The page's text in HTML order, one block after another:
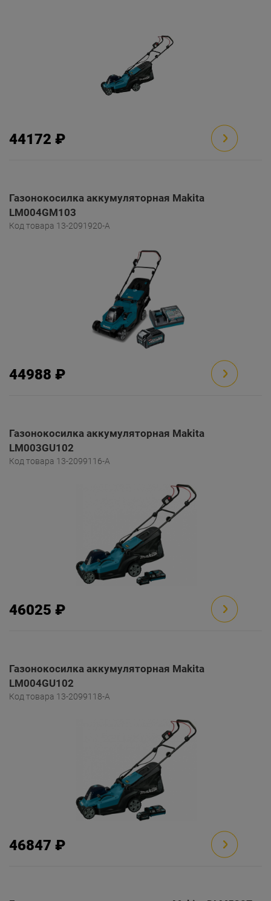
44172 ₽
Газонокосилка аккумуляторная Makita
LM004GM103
Код товара 13-2091920-A
44988 ₽
Газонокосилка аккумуляторная Makita
LM003GU102
Код товара 13-2099116-A
46025 ₽
Газонокосилка аккумуляторная Makita
LM004GU102
Код товара 13-2099118-A
46847 ₽